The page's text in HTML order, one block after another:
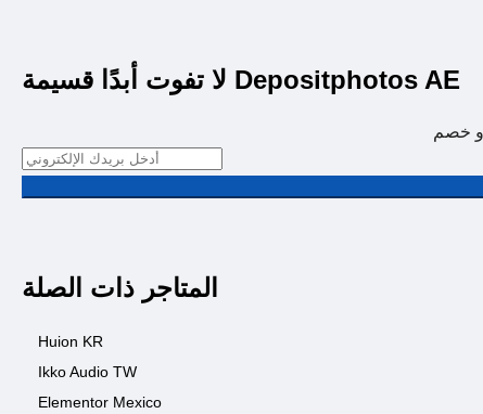
لا تفوت أبدًا قسيمة Depositphotos AE
المتاجر ذات الصلة
Huion KR
Ikko Audio TW
Elementor Mexico